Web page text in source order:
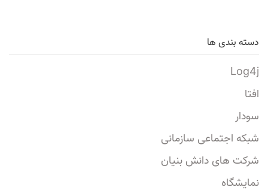
دسته بندی ها
Log4j
افتا
سودار
شبکه اجتماعی سازمانی
شرکت های دانش بنیان
نمایشگاه